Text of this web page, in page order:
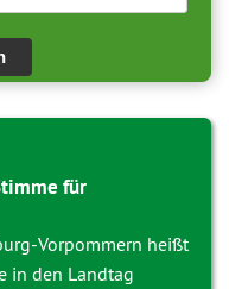
für
Vorpommern heißt
in den Landtag